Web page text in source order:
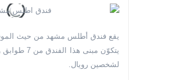
يقع فندق أطلس مشهد من حيث
لشخصين رويال.